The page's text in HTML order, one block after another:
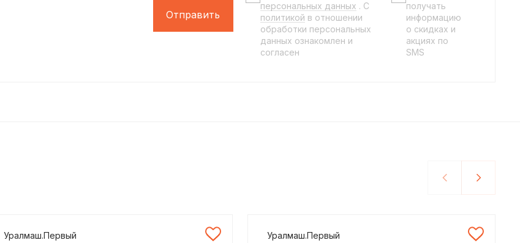
Отправить
персональных данных . C
политикой в отношении
обработки персональных
данных ознакомлен и
согласен
получать
информацию
о скидках и
акциях по
SMS
Уралмаш.Первый
Уралмаш.Первый